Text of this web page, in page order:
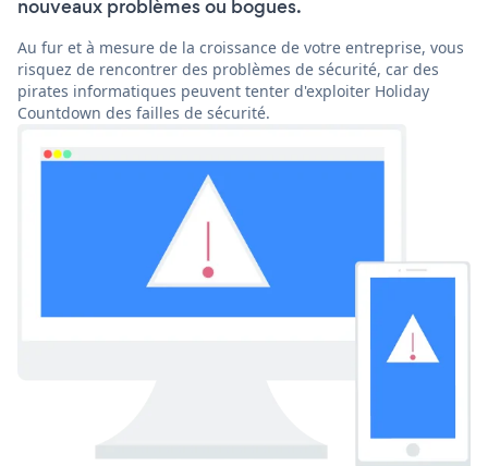
nouveaux problèmes ou bogues.
Au fur et à mesure de la croissance de votre entreprise, vous
risquez de rencontrer des problèmes de sécurité, car des
pirates informatiques peuvent tenter d'exploiter Holiday
Countdown des failles de sécurité.